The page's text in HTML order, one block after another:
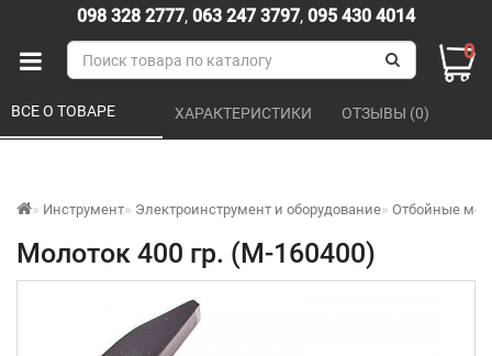
098 328 2777, 063 247 3797, 095 430 4014
0
Инструмент Электроинструмент и оборудование Отбойные
Молоток 400 гр. (М-160400)
ВСЕ О ТОВАРЕ ХАРАКТЕРИСТИКИ ОТЗЫВЫ (0)